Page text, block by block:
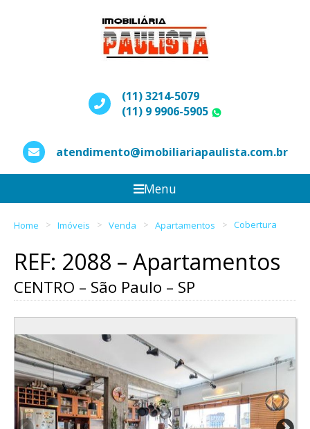
(11) 3214-5079
(11) 9 9906-5905
atendimento@imobiliariapaulista.com.br
Menu
Home Imóveis Venda Apartamentos Cobertura
REF: 2088 – Apartamentos
CENTRO – São Paulo – SP